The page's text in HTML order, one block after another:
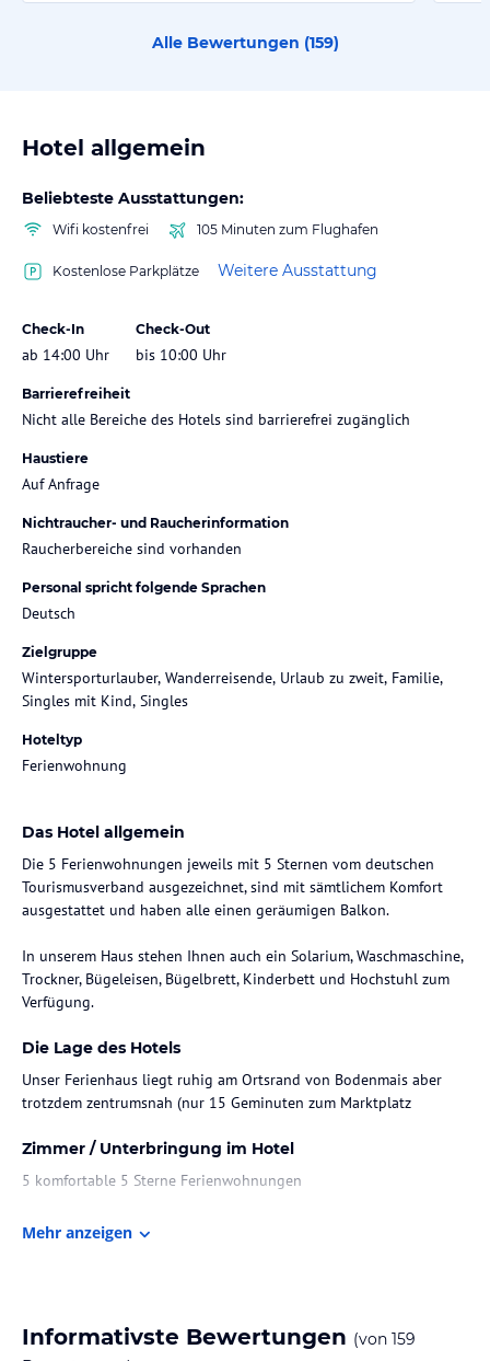
Alle Bewertungen (159)
Hotel allgemein
Beliebteste Ausstattungen:
Wifi kostenfrei 105 Minuten zum Flughafen
Kostenlose Parkplätze Weitere Ausstattung
Check-In
ab 14:00 Uhr
Check-Out
bis 10:00 Uhr
Barrierefreiheit
Nicht alle Bereiche des Hotels sind barrierefrei zugänglich
Haustiere
Auf Anfrage
Nichtraucher- und Raucherinformation
Raucherbereiche sind vorhanden
Personal spricht folgende Sprachen
Deutsch
Zielgruppe
Wintersporturlauber, Wanderreisende, Urlaub zu zweit, Familie,
Singles mit Kind, Singles
Hoteltyp
Ferienwohnung
Das Hotel allgemein
Die 5 Ferienwohnungen jeweils mit 5 Sternen vom deutschen
Tourismusverband ausgezeichnet, sind mit sämtlichem Komfort
ausgestattet und haben alle einen geräumigen Balkon.
In unserem Haus stehen Ihnen auch ein Solarium, Waschmaschine,
Trockner, Bügeleisen, Bügelbrett, Kinderbett und Hochstuhl zum
Verfügung.
Die Lage des Hotels
Unser Ferienhaus liegt ruhig am Ortsrand von Bodenmais aber
trotzdem zentrumsnah (nur 15 Geminuten zum Marktplatz
Zimmer / Unterbringung im Hotel
5 komfortable 5 Sterne Ferienwohnungen
Gastronomie im Hotel
In Bodenmais - Kostenloser Eintritt ins neu erbaute Hallenbad, in
Mehr anzeigen
Informativste Bewertungen (von 159